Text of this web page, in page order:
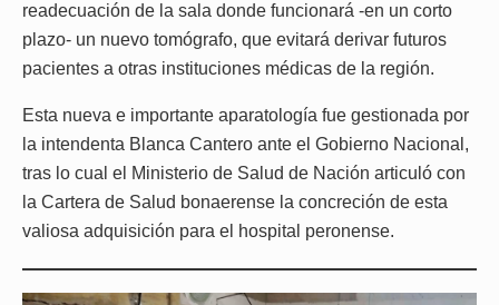
readecuación de la sala donde funcionará -en un corto
plazo- un nuevo tomógrafo, que evitará derivar futuros
pacientes a otras instituciones médicas de la región.
Esta nueva e importante aparatología fue gestionada por
la intendenta Blanca Cantero ante el Gobierno Nacional,
tras lo cual el Ministerio de Salud de Nación articuló con
la Cartera de Salud bonaerense la concreción de esta
valiosa adquisición para el hospital peronense.